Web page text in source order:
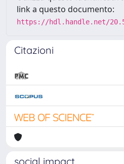
link a questo documento:
https://hdl.handle.net/
Citazioni
social impact